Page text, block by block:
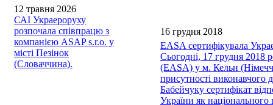
12 травня 2026
САІ Украероруху
розпочала співпрацю з
компанією ASAP s.r.o. у
місті Пезінок
(Словаччина).
16 грудня 2018
EASA сертифікувала
Сьогодні, 17 грудня 2018
(EASA) у м. Кельн
присутності виконавчого
Бабейчуку сертифікат
України як